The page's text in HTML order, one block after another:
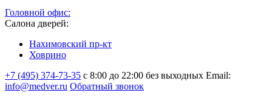
Головной офис:
Салона дверей:
Нахимовский пр-кт
Ховрино
+7 (495) 374-73-35 с 8:00 до 22:00 без выходных Email:
info@medver.ru Обратный звонок